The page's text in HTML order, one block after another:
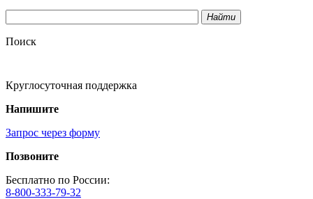
Найти
Поиск
Круглосуточная поддержка
Напишите
Запрос через форму
Позвоните
Бесплатно по России:
8-800-333-79-32